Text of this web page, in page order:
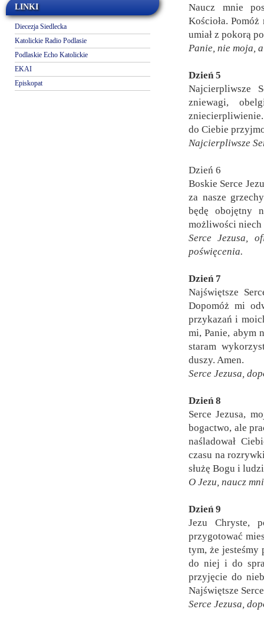
LINKI
Diecezja Siedlecka
Katolickie Radio Podlasie
Podlaskie Echo Katolickie
EKAI
Episkopat
Naucz mnie
Kościoła.
umiał z pokorą
Panie, nie moja,
Dzień 5
Najcierpliwsze
zniewagi,
do Ciebie
Najcierpliwsze
Dzień 6
Boskie Serce
za nasze
będę obojętny
możliwości niech
Serce Jezusa,
poświęcenia.
Dzień 7
Najświętsze
Dopomóż mi
przykazań i
mi, Panie, abym
staram
duszy. Amen.
Serce Jezusa,
Dzień 8
Serce Jezusa,
bogactwo, ale
naśladował
czasu na
służę Bogu i
O Jezu, naucz
Dzień 9
Jezu Chryste,
przygotować
tym, że
do niej i do
przyjęcie do
Najświętsze
Serce Jezusa,